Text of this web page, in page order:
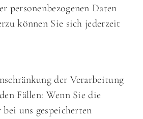
personenbezogenen Daten
können Sie sich jederzeit
der Verarbeitung
Fällen: Wenn Sie die
uns gespeicherten